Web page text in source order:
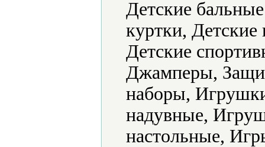
Детские
куртки, Детские
Детские
Джамперы,
наборы,
надувные,
настольные,